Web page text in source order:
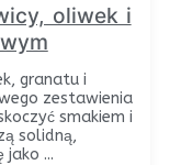
oliwek i
granatu i
zestawienia
smakiem i
solidną,
...